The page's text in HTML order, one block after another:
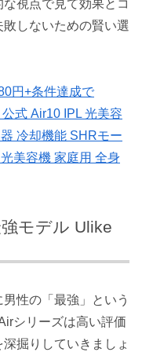
視点で見て効果とコ
しないための賢い選
円+条件達成で
式 Air10 IPL 光美容
冷却機能 SHRモー
美容機 家庭用 全身
モデル Ulike
性の「最強」という
シリーズは高い評価
掘りしていきましょ